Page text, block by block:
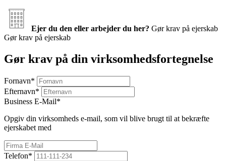
Ejer du den eller arbejder du her? Gør krav på ejerskab
Gør krav på ejerskab
Gør krav på din virksomhedsfortegnelse
Fornavn*
Efternavn*
Business E-Mail*
Opgiv din virksomheds e-mail, som vil blive brugt til at bekræfte
ejerskabet med
Telefon*